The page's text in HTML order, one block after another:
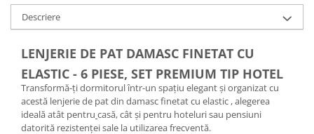
Descriere
LENJERIE DE PAT DAMASC FINETAT CU
ELASTIC - 6 PIESE, SET PREMIUM TIP HOTEL
Transformă-ți dormitorul într-un spațiu elegant și organizat cu
acestă lenjerie de pat din damasc finetat cu elastic , alegerea
ideală atât pentru casă, cât și pentru hoteluri sau pensiuni
datorită rezistenței sale la utilizarea frecventă.